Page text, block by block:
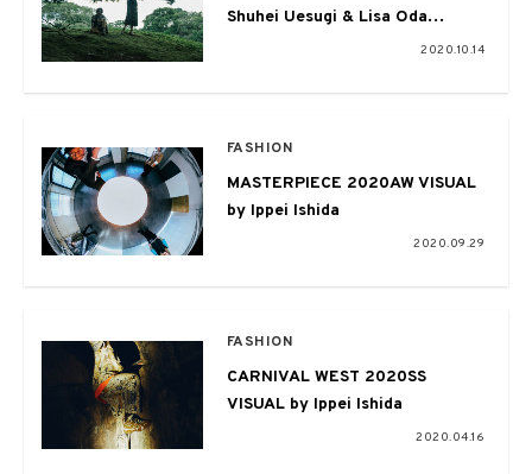
Shuhei Uesugi & Lisa Oda
不朽の名作がいま、再びストリー
2020.10.14
FASHION
MASTERPIECE 2020AW VISUAL
by Ippei Ishida
2020.09.29
FASHION
CARNIVAL WEST 2020SS
VISUAL by Ippei Ishida
2020.04.16